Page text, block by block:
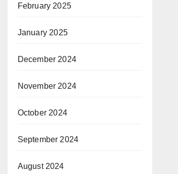
February 2025
January 2025
December 2024
November 2024
October 2024
September 2024
August 2024